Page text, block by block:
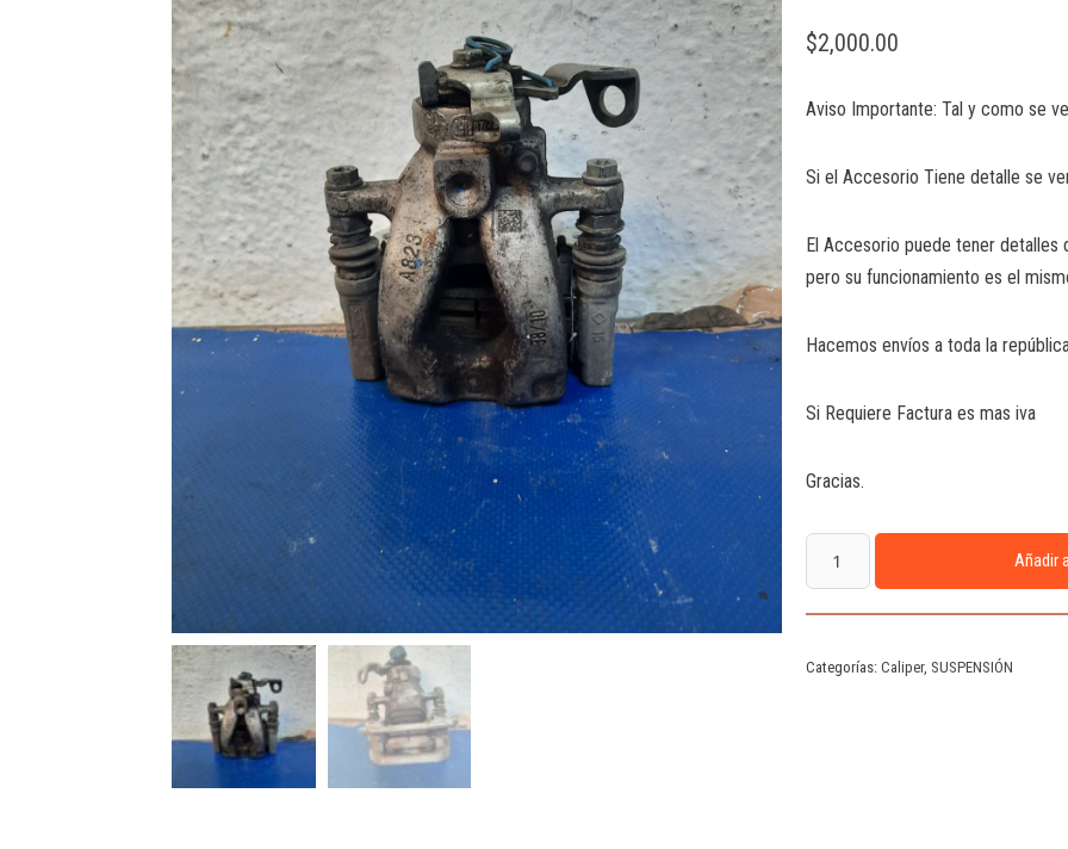
$2,000.00
Aviso Importante: Tal y como se
Si el Accesorio Tiene detalle se
El Accesorio puede tener detalles
pero su funcionamiento es el
Hacemos envíos a toda la
Si Requiere Factura es mas iva
Gracias.
Añadir
Categorías: Caliper, SUSPENSIÓN